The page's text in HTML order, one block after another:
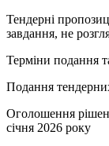
Тендерні
завдання, не
Терміни подання
Подання
Оголошення
січня 2026 року